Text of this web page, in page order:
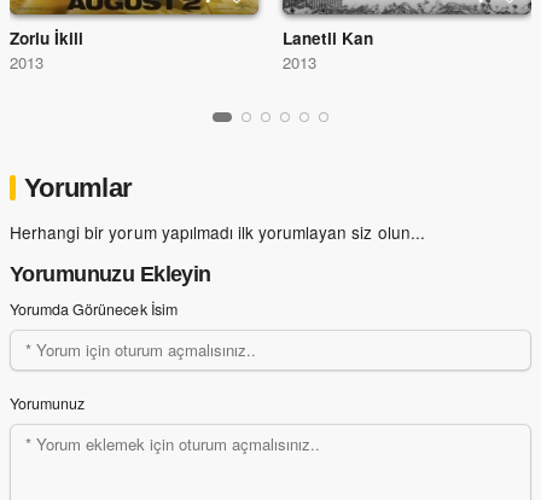
Zorlu İkili
2013
Lanetli Kan
2013
Yorumlar
Herhangi bir yorum yapılmadı ilk yorumlayan siz olun...
Yorumunuzu Ekleyin
Yorumda Görünecek İsim
Yorumunuz